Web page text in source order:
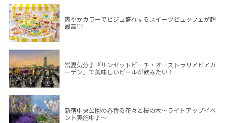
爽やかカラーでビジュ盛れするスイーツビュッフェが超
最高♡
常夏気分♪『サンセットビーチ・オーストラリアビアガ
ーデン』で美味しいビールが飲みたい！
新宿中央公園の春香る花々と桜の木～ライトアップイベ
ント実施中♪～